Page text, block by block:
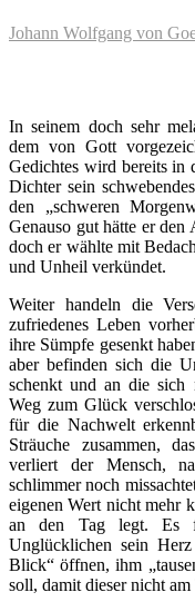
Johann Wolfgang von
In seinem doch sehr
dem von Gott
Gedichtes wird bereits in
Dichter sein
den „schweren
Genauso gut hätte er
doch er wählte mit
und Unheil verkündet.
Weiter handeln die
zufriedenes Leben
ihre Sümpfe gesenkt
aber befinden sich die
schenkt und an die sich
Weg zum Glück
für die Nachwelt
Sträuche zusammen,
verliert der Mensch,
schlimmer noch
eigenen Wert nicht mehr
an den Tag legt. Es
Unglücklichen sein
Blick“ öffnen, ihm
soll, damit dieser nicht